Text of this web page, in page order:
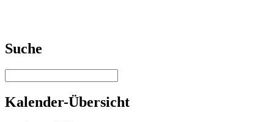
Suche
Kalender-Übersicht